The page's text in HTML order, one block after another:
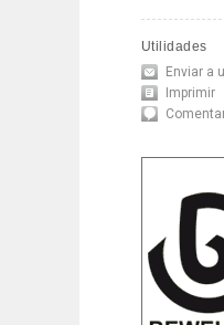
Utilidades
Enviar a
Imprimir